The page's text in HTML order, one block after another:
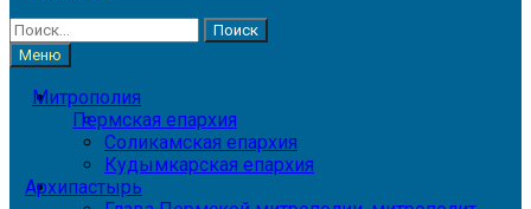
Найти:
Меню
Митрополия
Пермская епархия
Соликамская епархия
Кудымкарская епархия
Архипастырь